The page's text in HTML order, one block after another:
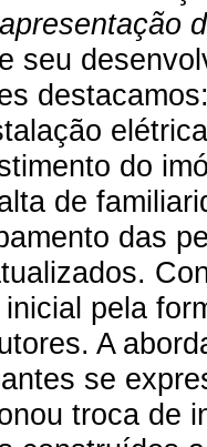
seu
do
de
das
pela
A
se
troca de